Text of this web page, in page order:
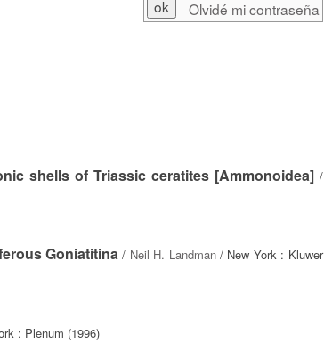
shells of Triassic ceratites [Ammonoidea]/
Goniatitina/ Neil H. Landman/ New York : Kluwer
: Plenum (1996)
Olvidé mi contraseña